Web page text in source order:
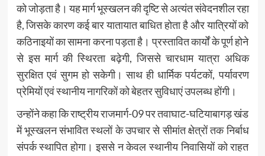
को जोड़ता है। यह मार्ग भूस्खलन की दृष्टि से अत्यंत संवेदनशील रहा
है, जिसके कारण कई बार यातायात बाधित होता है और यात्रियों को
कठिनाइयों का सामना करना पड़ता है। प्रस्तावित कार्यों के पूर्ण होने
से इस मार्ग की स्थिरता बढ़ेगी, जिससे चारधाम यात्रा अधिक
सुरक्षित एवं सुगम हो सकेगी। साथ ही धार्मिक पर्यटकों, पर्यावरण
प्रेमियों एवं स्थानीय नागरिकों को बेहतर सुविधाएं उपलब्ध होंगी।
उन्होंने कहा कि राष्ट्रीय राजमार्ग-09 पर तवाघाट-घटियाबागड़ खंड
में भूस्खलन संभावित स्थलों के उपचार से सीमांत क्षेत्रों तक निर्बाध
संपर्क स्थापित होगा। इससे न केवल स्थानीय निवासियों को राहत